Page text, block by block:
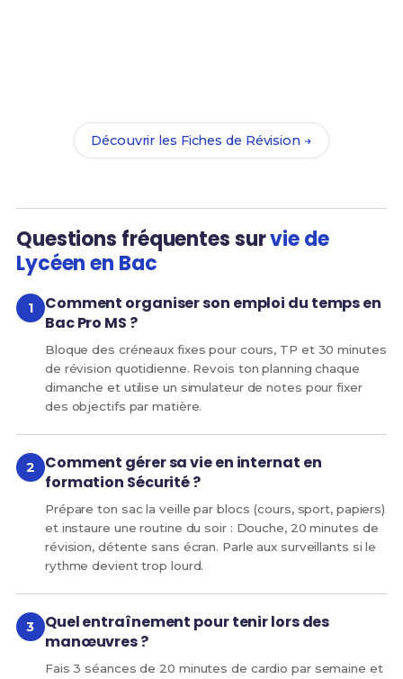
Découvrir les Fiches de Révision →
Questions fréquentes survie de
Lycéen en Bac
Comment organiser son emploi du temps en
Bac Pro MS ?
Bloque des créneaux fixes pour cours, TP et 30 minutes
de révision quotidienne. Revois ton planning chaque
dimanche et utilise un simulateur de notes pour fixer
des objectifs par matière.
Comment gérer sa vie en internat en
formation Sécurité ?
Prépare ton sac la veille par blocs (cours, sport, papiers)
et instaure une routine du soir : Douche, 20 minutes de
révision, détente sans écran. Parle aux surveillants si le
rythme devient trop lourd.
Quel entraînement pour tenir lors des
manœuvres ?
Fais 3 séances de 20 minutes de cardio par semaine et